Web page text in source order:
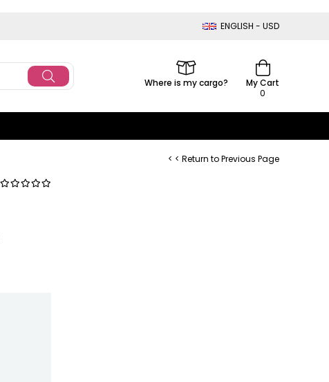
ENGLISH - USD
My Cart
0
Where is my cargo?
< < Return to Previous Page